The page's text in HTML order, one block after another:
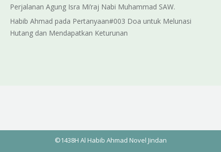
Perjalanan Agung Isra Mi’raj Nabi Muhammad SAW.
Habib Ahmad pada Pertanyaan#003 Doa untuk Melunasi
Hutang dan Mendapatkan Keturunan
©1438H Al Habib Ahmad Novel Jindan